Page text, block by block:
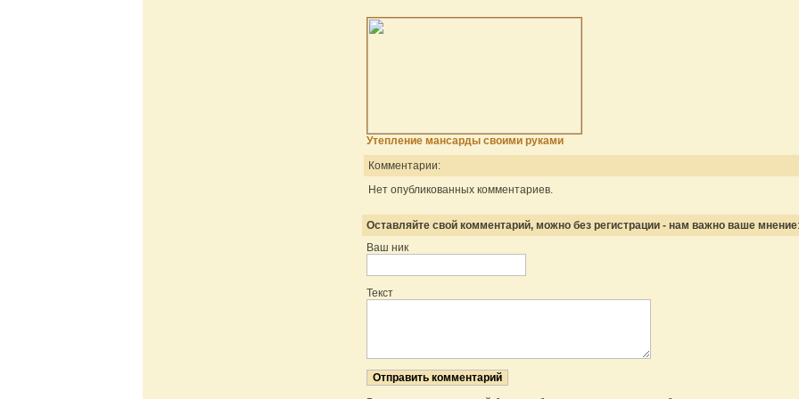
Утепление мансарды своими руками
Комментарии:
Нет опубликованных комментариев.
Оставляйте свой комментарий, можно без регистрации - нам важно ваше мнение:
Ваш ник
Текст